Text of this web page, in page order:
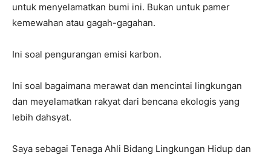
untuk menyelamatkan bumi ini. Bukan untuk pamer
kemewahan atau gagah-gagahan.
Ini soal pengurangan emisi karbon.
Ini soal bagaimana merawat dan mencintai lingkungan
dan meyelamatkan rakyat dari bencana ekologis yang
lebih dahsyat.
Saya sebagai Tenaga Ahli Bidang Lingkungan Hidup dan